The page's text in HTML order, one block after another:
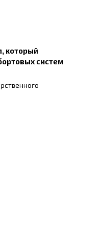
который
систем